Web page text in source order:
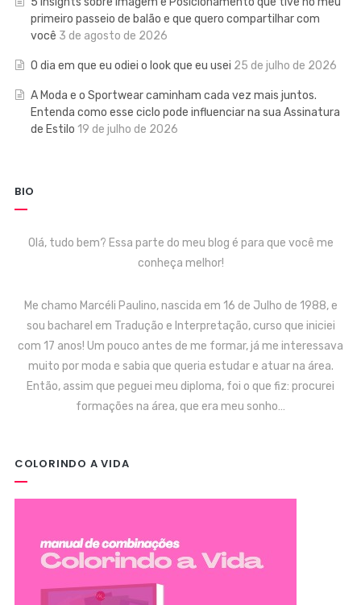
primeiro passeio de balão e que quero compartilhar com
você 3 de agosto de 2026
O dia em que eu odiei o look que eu usei 25 de julho de 2026
A Moda e o Sportwear caminham cada vez mais juntos.
Entenda como esse ciclo pode influenciar na sua Assinatura
de Estilo 19 de julho de 2026
BIO
Olá, tudo bem? Essa parte do meu blog é para que você me
conheça melhor!
Me chamo Marcéli Paulino, nascida em 16 de Julho de 1988, e
sou bacharel em Tradução e Interpretação, curso que iniciei
com 17 anos! Um pouco antes de me formar, já me interessava
muito por moda e sabia que queria estudar e atuar na área.
Então, assim que peguei meu diploma, foi o que fiz: procurei
formações na área, que era meu sonho…
COLORINDO A VIDA